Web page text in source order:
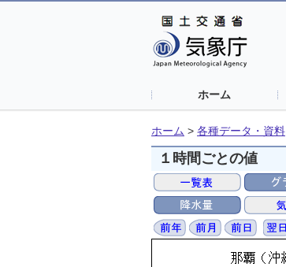
ホーム
ホーム > 各種データ・資料
１時間ごとの値